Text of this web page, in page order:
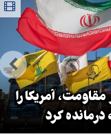
آمریکا را
کرد